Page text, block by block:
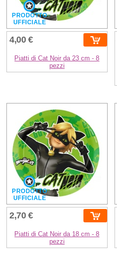
PRODOTTO
UFFICIALE
4,00 €
Piatti di Cat Noir da 23 cm - 8
pezzi
PRODOTTO
UFFICIALE
2,70 €
Piatti di Cat Noir da 18 cm - 8
pezzi